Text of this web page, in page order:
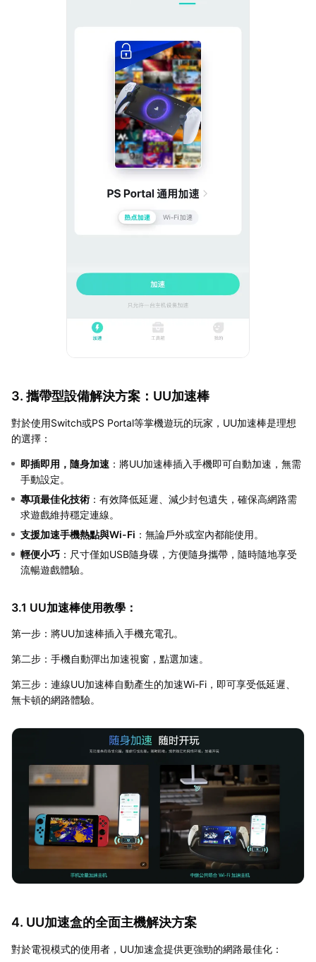
3. 攜帶型設備解決方案：UU加速棒
對於使用Switch或PS Portal等掌機遊玩的玩家，UU加速棒是理想
的選擇：
即插即用，隨身加速 ：將UU加速棒插入手機即可自動加速，無需
手動設定。
專項最佳化技術 ：有效降低延遲、減少封包遺失，確保高網路需
求遊戲維持穩定連線。
支援加速手機熱點與Wi-Fi ：無論戶外或室內都能使用。
輕便小巧 ：尺寸僅如USB隨身碟，方便隨身攜帶，隨時隨地享受
流暢遊戲體驗。
3.1 UU加速棒使用教學：
第一步：將UU加速棒插入手機充電孔。
第二步：手機自動彈出加速視窗，點選加速。
第三步：連線UU加速棒自動產生的加速Wi-Fi，即可享受低延遲、
無卡頓的網路體驗。
4. UU加速盒的全面主機解決方案
對於電視模式的使用者，UU加速盒提供更強勁的網路最佳化：